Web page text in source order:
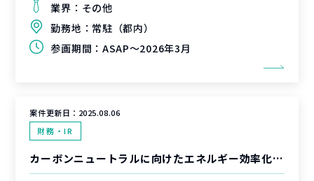
業界： その他
勤務地： 常駐（都内）
参画期間： ASAP～2026年3月
案件更新日： 2025.08.06
財務・IR
カーボンニュートラルに向けたエネルギー効率化促進